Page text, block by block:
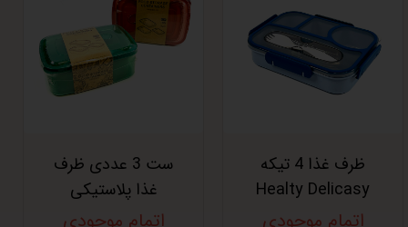
ظرف غذا 4 تیکه
Healty Delicasy
اتمام موجودی
ست 3 عددی ظرف
غذا پلاستیکی
اتمام موجودی